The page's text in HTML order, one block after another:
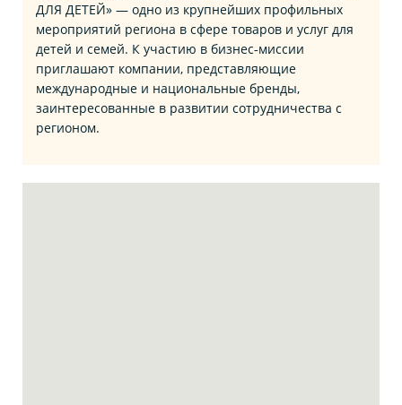
ДЛЯ ДЕТЕЙ» — одно из крупнейших профильных
мероприятий региона в сфере товаров и услуг для
детей и семей. К участию в бизнес‑миссии
приглашают компании, представляющие
международные и национальные бренды,
заинтересованные в развитии сотрудничества с
регионом.